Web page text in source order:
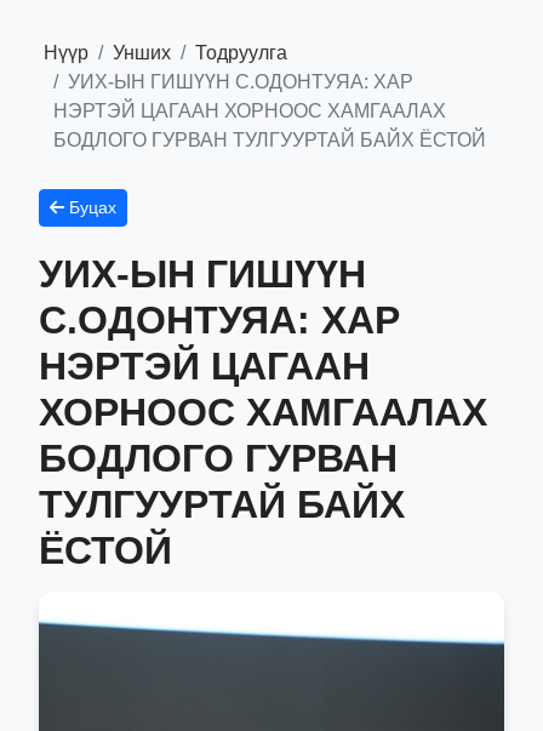
Нүүр Унших
Тодруулга
УИХ-ЫН ГИШҮҮН С.ОДОНТУЯА: ХАР
НЭРТЭЙ ЦАГААН ХОРНООС ХАМГААЛАХ
БОДЛОГО ГУРВАН ТУЛГУУРТАЙ БАЙХ ЁСТОЙ
Буцах
УИХ-ЫН ГИШҮҮН
С.ОДОНТУЯА: ХАР
НЭРТЭЙ ЦАГААН
ХОРНООС ХАМГААЛАХ
БОДЛОГО ГУРВАН
ТУЛГУУРТАЙ БАЙХ
ЁСТОЙ